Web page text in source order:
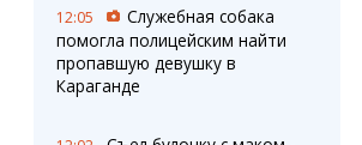
12:05
Служебная собака
помогла полицейским найти
пропавшую девушку в
Караганде